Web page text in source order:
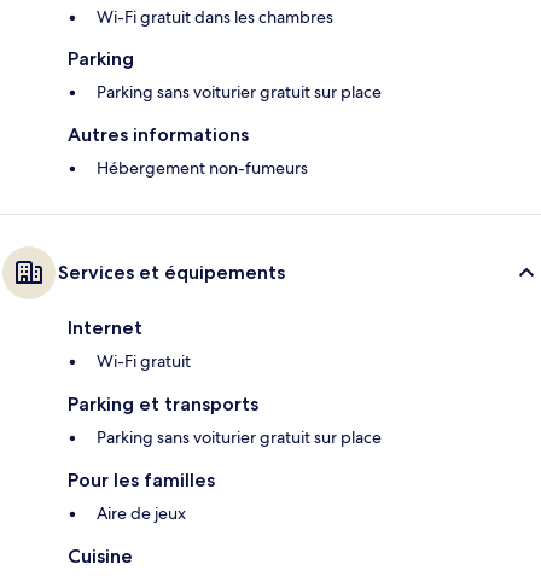
Wi-Fi gratuit dans les chambres
Parking
Parking sans voiturier gratuit sur place
Autres informations
Hébergement non-fumeurs
Services et équipements
Internet
Wi-Fi gratuit
Parking et transports
Parking sans voiturier gratuit sur place
Pour les familles
Aire de jeux
Cuisine